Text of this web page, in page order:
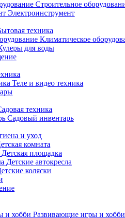
Строительное
Электроинструмент
техника
Климатическое
для воды
Теле и видео техника
техника
Садовый инвентарь
и уход
комната
Детская площадка
Детские автокресла
коляски
Развивающие игры и хобби